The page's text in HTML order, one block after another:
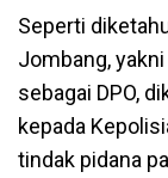
Seperti
Jombang,
sebagai DPO,
kepada
tindak pidana